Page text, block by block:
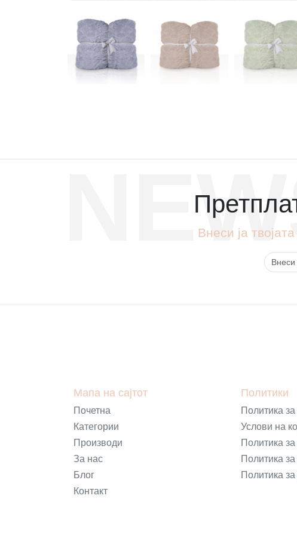
Внеси ја
Мапа на сајтот
Почетна
Категории
Производи
За нас
Блог
Контакт
Политики
Политика
Услови на
Политика
Политика
Политика